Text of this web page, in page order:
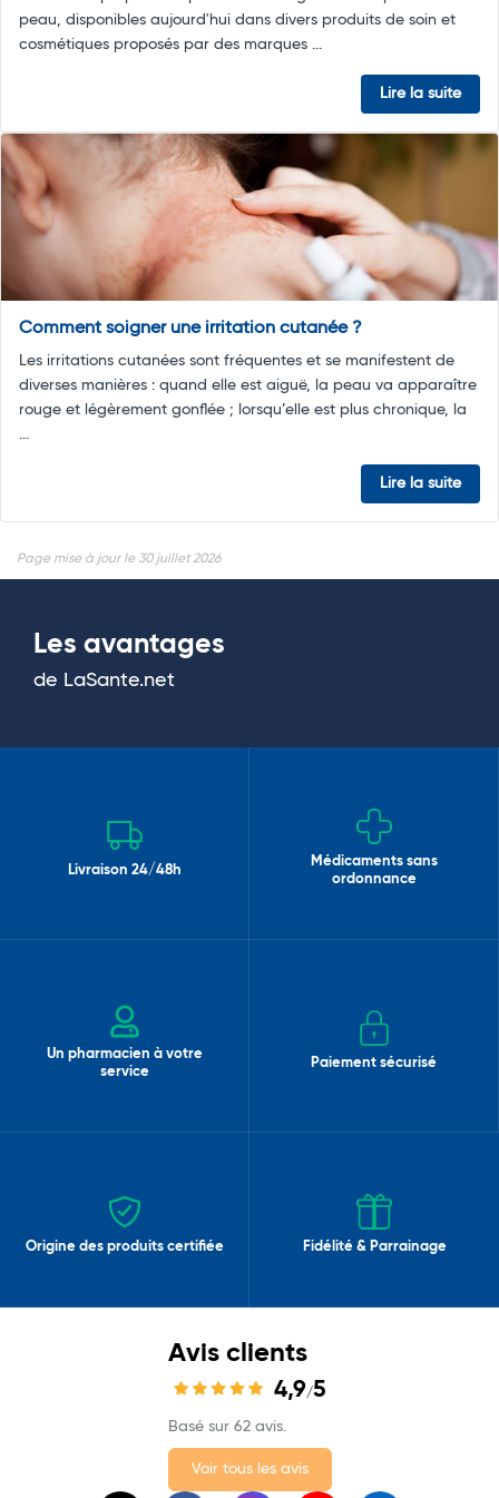
peau, disponibles aujourd'hui dans divers produits de soin et
cosmétiques proposés par des marques ...
Lire la suite
Comment soigner une irritation cutanée ?
Les irritations cutanées sont fréquentes et se manifestent de
diverses manières : quand elle est aiguë, la peau va apparaître
rouge et légèrement gonflée ; lorsqu’elle est plus chronique, la
...
Lire la suite
Page mise à jour le 30 juillet 2026
Les avantages
de LaSante.net
Livraison 24/48h
Médicaments sans
ordonnance
Un pharmacien à votre
service
Paiement sécurisé
Origine des produits certifiée Fidélité & Parrainage
Avis clients
4,9/5
Basé sur 62 avis.
Voir tous les avis